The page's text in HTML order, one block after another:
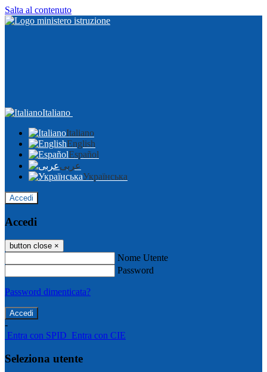
Salta al contenuto
Italiano
Italiano
English
Español
عربى
Українська
Accedi
Accedi
button close ×
Nome Utente
Password
Password dimenticata?
-
Entra con SPID Entra con CIE
Seleziona utente